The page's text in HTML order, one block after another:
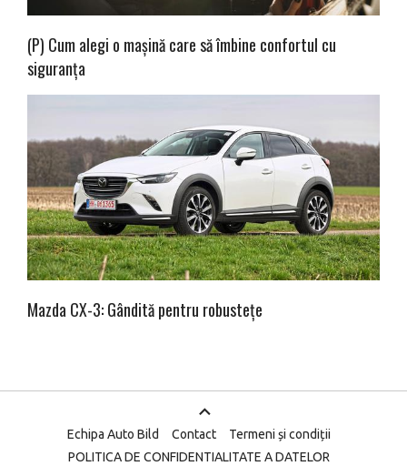
(P) Cum alegi o mașină care să îmbine confortul cu
siguranța
Mazda CX-3: Gândită pentru robustețe
Echipa Auto Bild Contact
Termeni și condiții
POLITICA DE CONFIDENTIALITATE A DATELOR